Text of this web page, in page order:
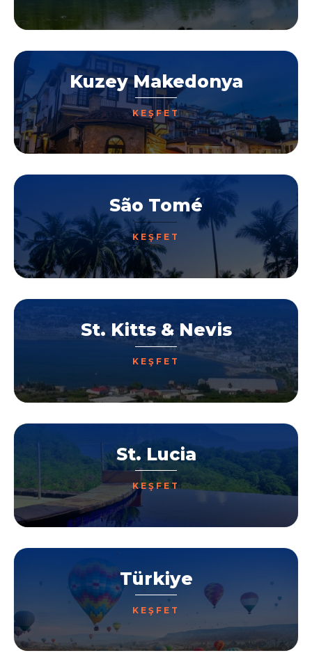
Kuzey Makedonya
KEŞFET
São Tomé
KEŞFET
St. Kitts & Nevis
KEŞFET
St. Lucia
KEŞFET
Türkiye
KEŞFET